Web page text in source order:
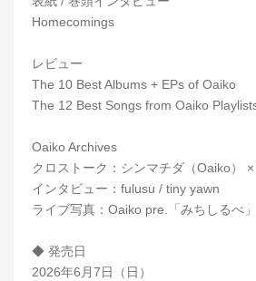
Homecomings
レビュー
The 10 Best Albums + EPs of Oaiko
The 12 Best Songs from Oaiko
Oaiko Archives
クロストーク：シンマチダ（Oaiko） ×
インタビュー：fulusu / tiny yawn
ライブ写真：Oaiko pre.「みちしるべ」
◆ 発売日
2026年6月7日（日）